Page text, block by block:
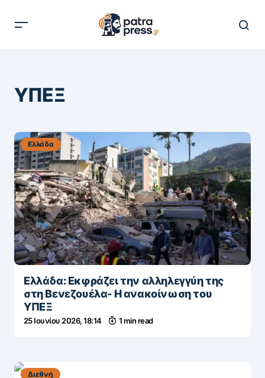
ΥΠΕΞ
Ελλάδα
Ελλάδα: Εκφράζει την αλληλεγγύη της
στη Βενεζουέλα- Η ανακοίνωση του
ΥΠΕΞ
25 Ιουνίου 2026, 18:14 1 min read
Διεθνή